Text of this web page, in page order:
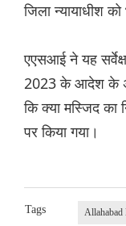
जिला न्यायाधीश
एएसआई ने यह
2023 के आदेश के
कि क्या मस्जिद का
पर किया गया।
Tags Allahabad